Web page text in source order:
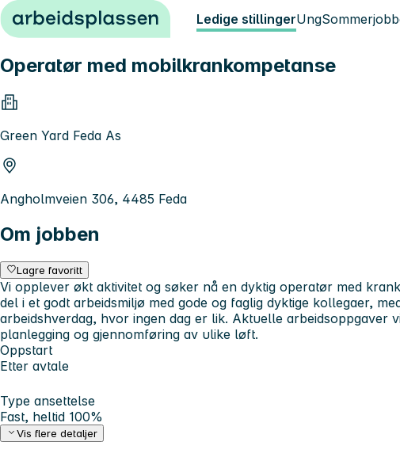
Hopp til innhold Ledige stillingerUng
Operatør med mobilkrankompetanse
Green Yard Feda As
Angholmveien 306, 4485 Feda
Om jobben
Lagre favoritt
Vi opplever økt aktivitet og søker nå en dyktig operatør med
del i et godt arbeidsmiljø med gode og faglig dyktige kollegaer,
arbeidshverdag, hvor ingen dag er lik. Aktuelle
planlegging og gjennomføring av ulike løft.
Oppstart
Etter avtale
Type ansettelse
Fast, heltid 100%
Vis flere detaljer